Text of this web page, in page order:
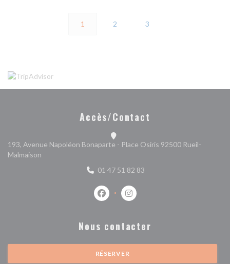
1 2 3
Accès/Contact
193, Avenue Napoléon Bonaparte - Place Osiris 92500 Rueil-
Malmaison
01 47 51 82 83
Facebook ((ouvre une nouvelle
Instagram ((ouvre une
Nous contacter
RÉSERVER